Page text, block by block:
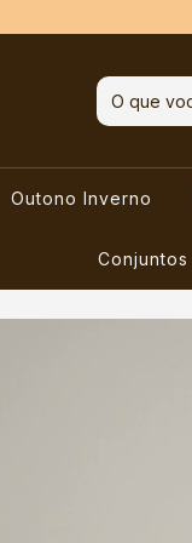
Outono Inverno
Conjuntos